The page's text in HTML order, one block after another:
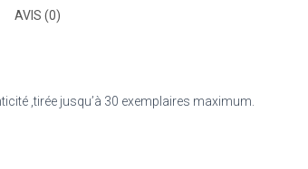
AVIS (0)
,tirée jusqu’à 30 exemplaires maximum.